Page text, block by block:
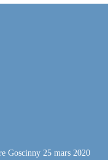
Goscinny 25 mars 2020